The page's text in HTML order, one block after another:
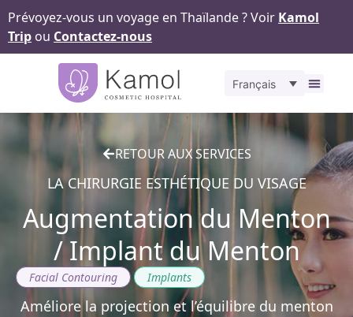
Prévoyez-vous un voyage en Thaïlande ? Voir Kamol
Trip ou Contactez-nous
Français
RETOUR AUX SERVICES
LA CHIRURGIE ESTHÉTIQUE DU VISAGE
Augmentation du Menton
/ Implant du Menton
Facial Contouring Implants
Améliore la projection et l’équilibre du menton